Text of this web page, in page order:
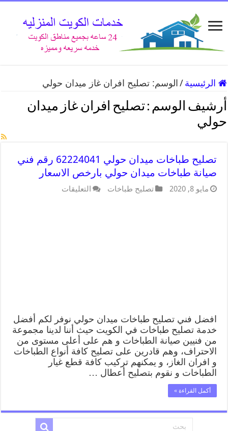
الرئيسية / الوسم:تصليح افران غاز ميدان حولي
أرشيف الوسم :تصليح افران غاز ميدان
حولي
تصليح طباخات ميدان حولي 62224041 رقم فني
صيانة طباخات ميدان حولي بارخص الاسعار
مايو 8, 2020 تصليح طباخات التعليقات
افضل فني تصليح طباخات ميدان حولي نوفر لكم أفضل
خدمة تصليح طباخات في الكويت حيث أننا لدينا مجموعة
من فنيين صيانة الطباخات و هم على أعلى مستوى من
الاحتراف، وهم قادرين على تصليح كافة أنواع الطباخات
و افران الغاز، و يمكنهم تركيب كافة قطع غيار
الطباخات و نقوم بتصليح أعطال …
أكمل القراءة »